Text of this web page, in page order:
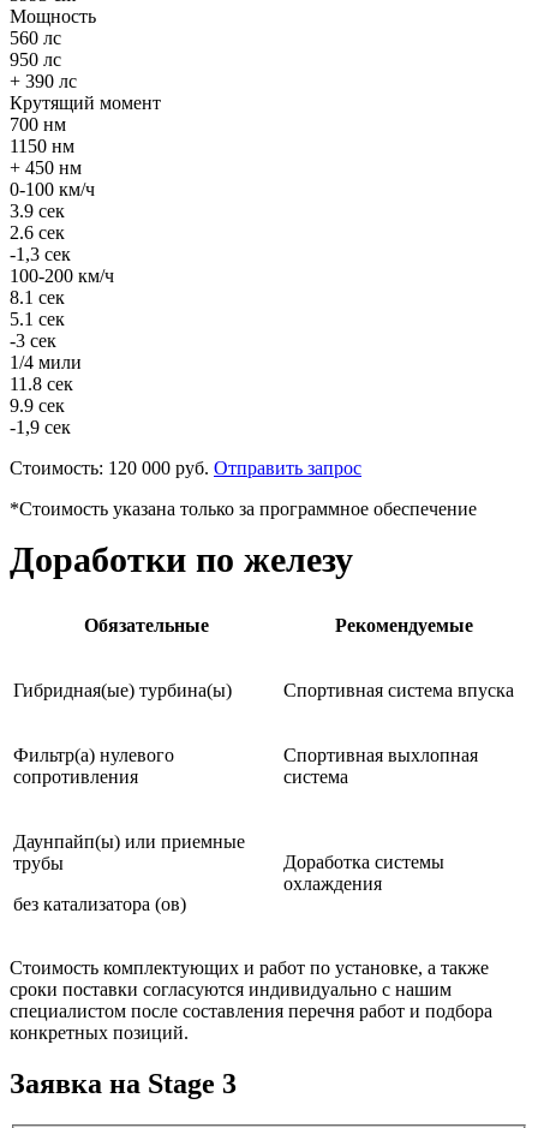
Мощность
560 лс
950 лс
+ 390 лс
Крутящий момент
700 нм
1150 нм
+ 450 нм
0-100 км/ч
3.9 сек
2.6 сек
-1,3 сек
100-200 км/ч
8.1 сек
5.1 сек
-3 сек
1/4 мили
11.8 сек
9.9 сек
-1,9 сек
Стоимость: 120 000 руб. Отправить запрос
*Стоимость указана только за программное обеспечение
Доработки по железу
Обязательные Рекомендуемые
Гибридная(ые) турбина(ы) Спортивная система впуска
Фильтр(а) нулевого
сопротивления
Спортивная выхлопная
система
Даунпайп(ы) или приемные
трубы
без катализатора (ов)
Доработка системы
охлаждения
Стоимость комплектующих и работ по установке, а также
сроки поставки согласуются индивидуально с нашим
специалистом после составления перечня работ и подбора
конкретных позиций.
Заявка на Stage 3